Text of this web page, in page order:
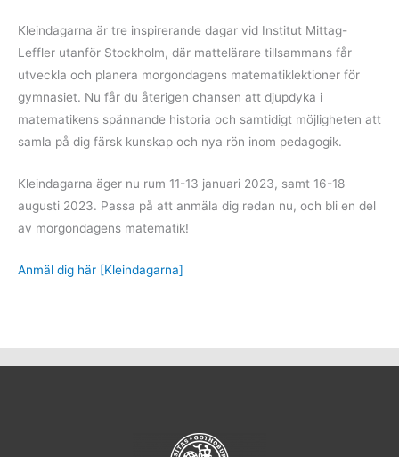
Kleindagarna är tre inspirerande dagar vid Institut Mittag-
Leffler utanför Stockholm, där mattelärare tillsammans får
utveckla och planera morgondagens matematiklektioner för
gymnasiet. Nu får du återigen chansen att djupdyka i
matematikens spännande historia och samtidigt möjligheten att
samla på dig färsk kunskap och nya rön inom pedagogik.
Kleindagarna äger nu rum 11-13 januari 2023, samt 16-18
augusti 2023. Passa på att anmäla dig redan nu, och bli en del
av morgondagens matematik!
Anmäl dig här [Kleindagarna]